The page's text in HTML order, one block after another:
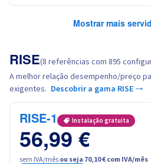
Mostrar mais
RISE(8 referências com 895
A melhor relação desempenho/preço
exigentes. Descobrir a gama RISE →
RISE-1 Instalação gratuita
56,99 €
sem IVA/mês ou seja 70,10 € com IVA/mês